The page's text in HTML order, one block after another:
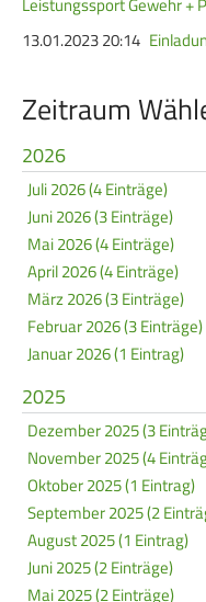
13.01.2023 20:14
Zeitraum
2026
Juli 2026 (4 Einträge)
Juni 2026 (3 Einträge)
Mai 2026 (4 Einträge)
April 2026 (4 Einträge)
März 2026 (3 Einträge)
Februar 2026 (3 Einträge)
Januar 2026 (1 Eintrag)
2025
Dezember 2025 (3
November 2025 (4
Oktober 2025 (1 Eintrag)
September 2025 (2
August 2025 (1 Eintrag)
Juni 2025 (2 Einträge)
Mai 2025 (2 Einträge)